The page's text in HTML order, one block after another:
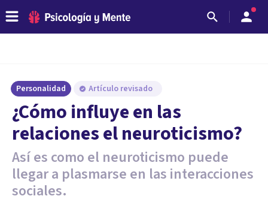
Personalidad Artículo revisado
¿Cómo influye en las
relaciones el neuroticismo?
Así es como el neuroticismo puede
llegar a plasmarse en las interacciones
sociales.